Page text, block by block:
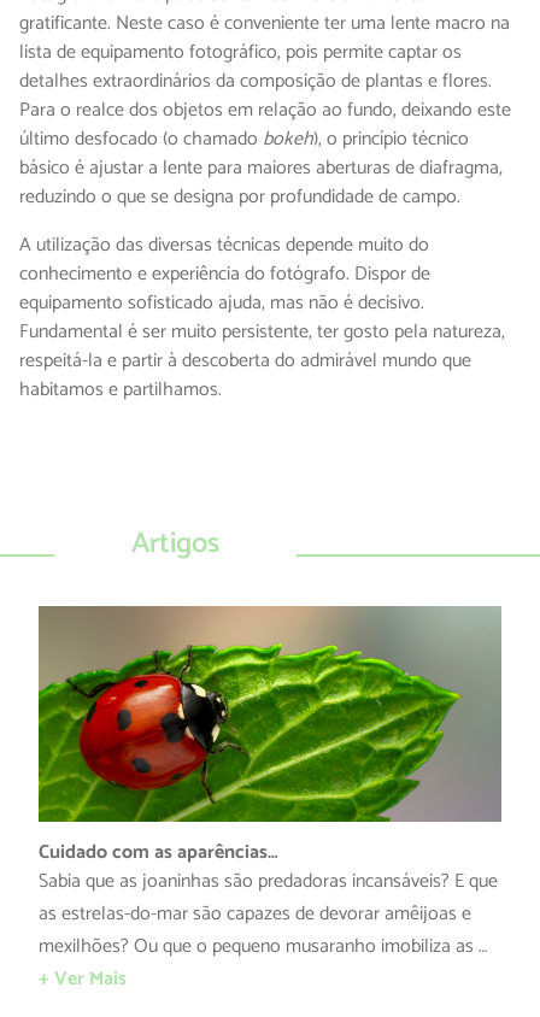
gratificante. Neste caso é conveniente ter uma lente macro na
lista de equipamento fotográfico, pois permite captar os
detalhes extraordinários da composição de plantas e flores.
Para o realce dos objetos em relação ao fundo, deixando este
último desfocado (o chamado bokeh), o princípio técnico
básico é ajustar a lente para maiores aberturas de diafragma,
reduzindo o que se designa por profundidade de campo.
A utilização das diversas técnicas depende muito do
conhecimento e experiência do fotógrafo. Dispor de
equipamento sofisticado ajuda, mas não é decisivo.
Fundamental é ser muito persistente, ter gosto pela natureza,
respeitá-la e partir à descoberta do admirável mundo que
habitamos e partilhamos.
Artigos
Cuidado com as aparências…
Sabia que as joaninhas são predadoras incansáveis? E que
as estrelas-do-mar são capazes de devorar amêijoas e
mexilhões? Ou que o pequeno musaranho imobiliza as …
+ Ver Mais